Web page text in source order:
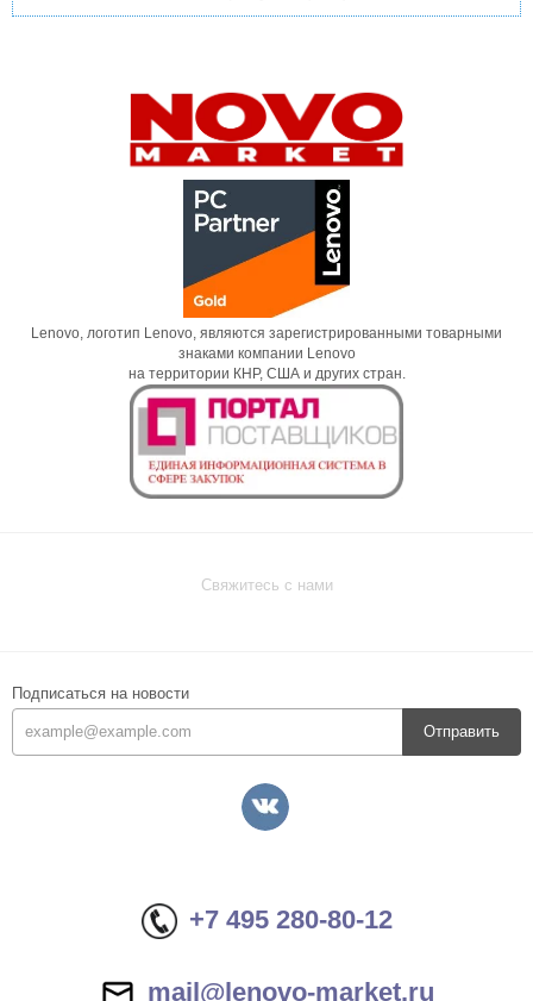
Lenovo, логотип Lenovo, являются зарегистрированными товарными
знаками компании Lenovo
на территории КНР, США и других стран.
Свяжитесь с нами
Подписаться на новости
Отправить
+7 495 280-80-12
mail@lenovo-market.ru